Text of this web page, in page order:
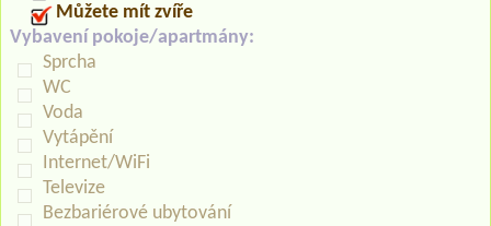
Můžete mít zvíře
Vybavení pokoje/apartmány:
Sprcha
WC
Voda
Vytápění
Internet/WiFi
Televize
Bezbariérové ubytování